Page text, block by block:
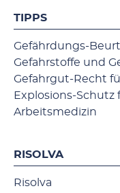
TIPPS
Gefährdungs-
Gefahrstoffe und
Gefahrgut-Recht
Explosions-Schutz
Arbeitsmedizin
RISOLVA
Risolva